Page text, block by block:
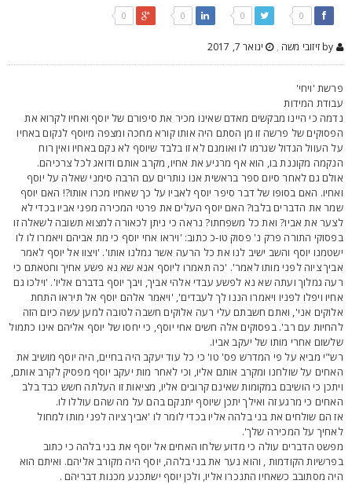
, ינואר 7, 2017
'ויחי'
המידות
כי היינו מבקשים מאדם שאינו מכיר את סיפורם של יוסף ואחיו לקרוא את
של פרשה זו מן הסתם היה אותו קורא מחכה ומצפה מיוסף לנקום באחיו
העוול הגדול שגרמו לו ואומנם לא זו בלבד שיוסף לא נקם באחיו ואין רוח
מקוננת בו, הוא אף מרגיע את אחיו, מקרב אותם ודואג לכל צרכיהם.
גם לאחר סיום ספר בראשית אנו נותרים עם הרבה סימני שאלה על יוסף
האם בסופו של דבר סיפר יוסף לאביו על כך שאחיו מכרו אותו?! האם יוסף
את הדברים בלבו? האם יוסף העלים את פרטי המכירה מפני אביו בכדי לא
את אביו? ואת כל משפחתו? נראה כי ניתן לכאורה למצוא תשובה לשאלה זו
התורה פרק נ' פסוק טו-כ כתוב: 'ויראו אחי יוסף כי מת אביהם ויאמרו לו לו
יוסף והשב ישיב לנו את כל הרעה אשר גמלנו אותו'. 'ויצוו אל יוסף לאמר
ציוה לפני מותו לאמר'. 'כה תאמרו ליוסף אנא שא נא פשע אחיך וחטאתם כי
גמלוך ועתה שא נא לפשע עבדי אלהי אביך, ויבך יוסף בדברם אליו'. 'וילכו גם
ויפלו לפניו ויאמרו הננו לך לעבדים', 'ויאמר אלהם יוסף אל תיראו התחת
אני', ואתם חשבתם עלי רעה אלוקים חשבה לטובה למען עשה כיום הזה
עם רב'. בפסוקים אלה חשים אחי יוסף, כי יחסו של יוסף אליהם אינו כתמול
אחרי מותו של יעקב אביו.
מביא על פי המדרש פס' טו' כי כל עוד יעקב היה בחיים, היה יוסף מושיב את
על שולחנו ומקרב אותם אליו, וכי לאחר מות יעקב יוסף מפסיק לקרב אותם,
כי הושיבם במקומות שאינם קרובים אליו, מציאות זו העלתה חשש כבד בלב
כי מרגע זה ואילך יתכן שיוסף יתנקם בהם על מה שהם עוללו לו.
הם שולחים את בני בלהה אליו בכדי לומר לו 'אביך ציוה לפני מותו למחול
על המכירה שלך'.
הדברים עולה כי מדוע שלחו האחים אל יוסף את בני בלהה כי כתוב
הקודמות , והוא נער את בני בלהה, יוסף היה מקורב אליהם. ואיתם הוא
מסתובב כשאחיו התנכרו אליו, ולכן יוסף ישתכנע מכנות דבריהם .